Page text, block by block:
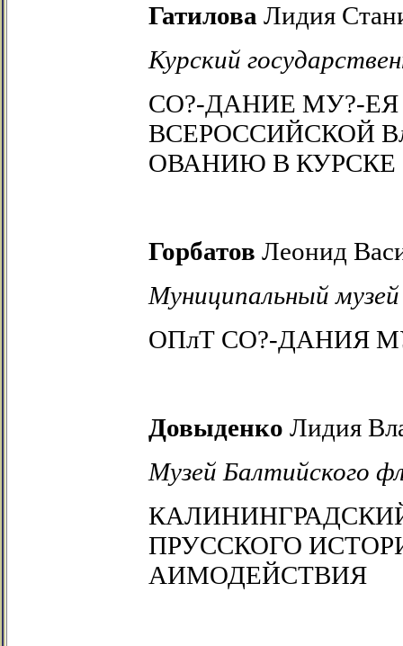
Гатилова Лидия
Курский
СО?-ДАНИЕ МУ?-
ВСЕРОССИЙСКОЙ
ОВАНИЮ В КУРСКЕ
Горбатов Леонид
Муниципальный
ОПлТ СО?-ДАНИЯ
Довыденко Лидия
Музей Балтийского
ПРУССКОГО
АИМОДЕЙСТВИЯ